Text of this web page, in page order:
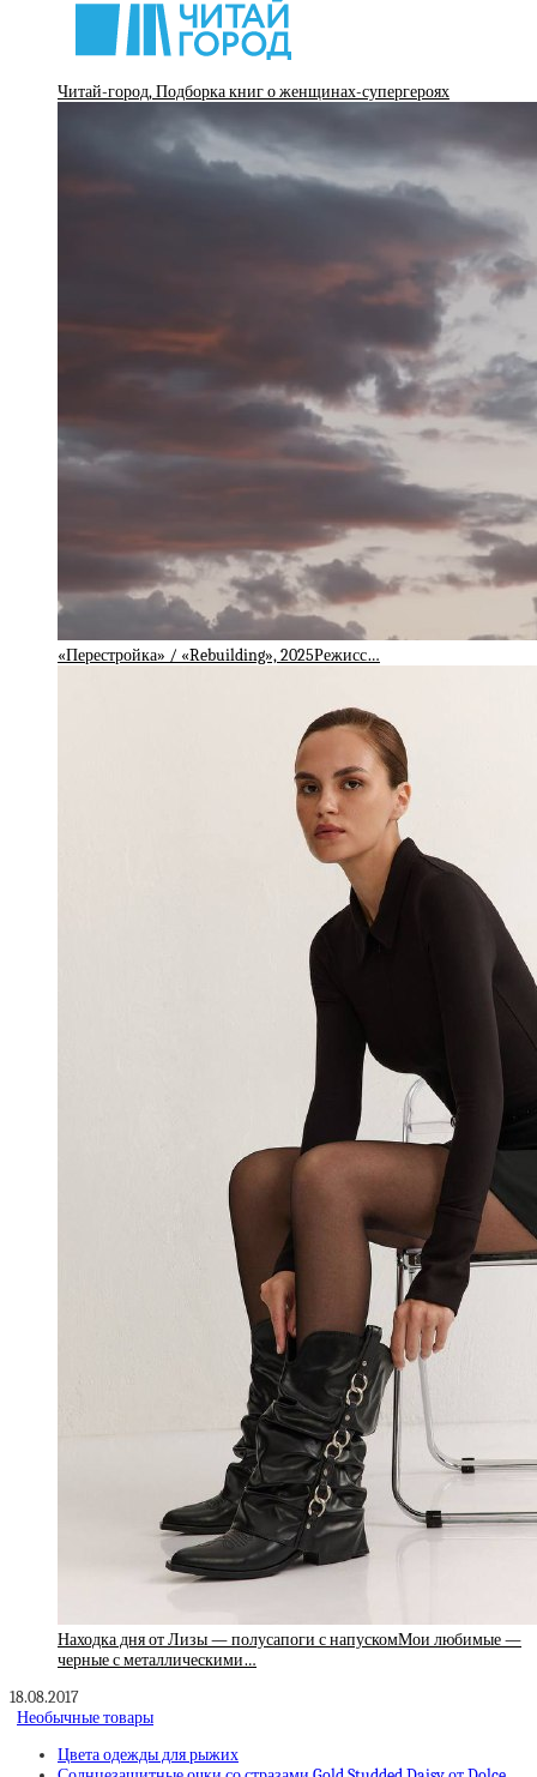
Читай-город, Подборка книг о женщинах-супергероях
«Перестройка» / «Rebuilding», 2025Режисс…
Находка дня от Лизы — полусапоги с напускомМои любимые —
черные с металлическими…
18.08.2017
Необычные товары
Цвета одежды для рыжих